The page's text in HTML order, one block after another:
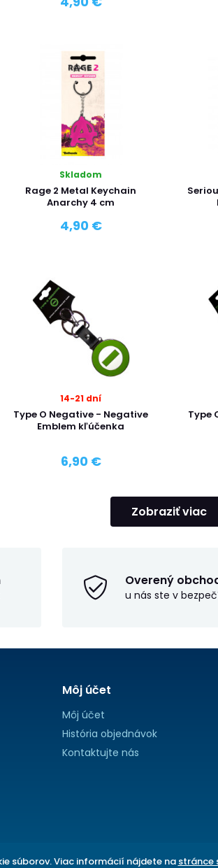
Skladom
Rage 2 Metal Keychain
Anarchy 4 cm
4,90 €
14-21 dní
Type O Negative - Negative
Emblem kľúčenka
6,90 €
Type
Zobraziť viac
Overený
u nás ste v
Môj účet
Môj účet
História objednávok
Kontaktujte nás
súborov. Viac informácií nájdete na stránce